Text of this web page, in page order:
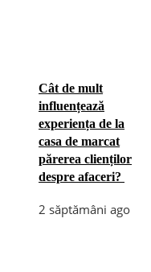
Cât de mult
influențează
experiența de la
casa de marcat
părerea clienților
despre afaceri?
2 săptămâni ago